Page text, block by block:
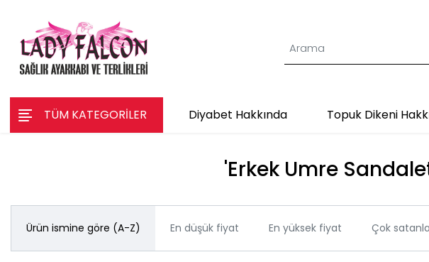
TÜM KATEGORİLER Diyabet Hakkında Topuk Dikeni
'Erkek Umre
Ürün ismine göre (A-Z) En düşük fiyat En yüksek fiyat Çok